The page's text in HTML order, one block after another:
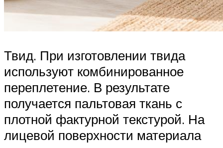
Твид. При изготовлении твида
используют комбинированное
переплетение. В результате
получается пальтовая ткань с
плотной фактурной текстурой. На
лицевой поверхности материала